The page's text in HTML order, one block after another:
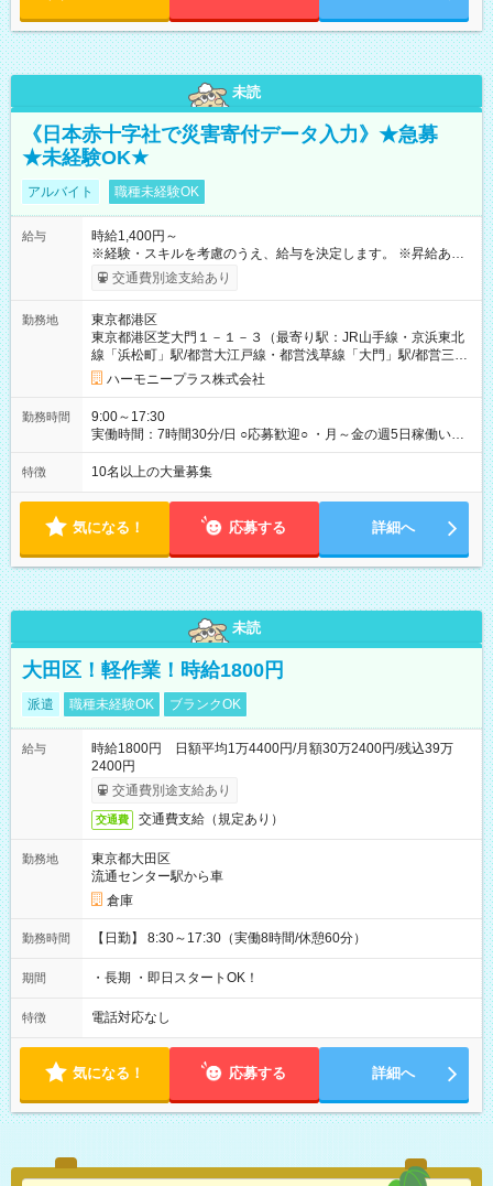
未読
《日本赤十字社で災害寄付データ入力》★急募
★未経験OK★
アルバイト 職種未経験OK
給与
時給1,400円～
※経験・スキルを考慮のうえ、給与を決定します。 ※昇給あり
（勤務実績・評価による） ※残業が発生した場合は、時間外手
当を全額支給します。 ※交通費支給（月額上限50,000円／当社
間中も給与・待遇に変更はありません。 【試用期間】試用期間
あり 試用期間の長さ：1ヶ月 雇用形態、給与は本採用時と同じ
です。 試用期間中は、健康保険などの福利厚生の一部が制限さ
れる可能性があります。
交通費別途支給あり
勤務地
東京都港区
東京都港区芝大門１－１－３（最寄り駅：JR山手線・京浜東北
線「浜松町」駅/都営大江戸線・都営浅草線「⼤⾨」駅/都営三田
線「御成⾨」駅）
ハーモニープラス株式会社
勤務時間
9:00～17:30
実働時間：7時間30分/日 ○応募歓迎○ ・月～金の週5日稼働いた
だける方 ・実働時間：7.5時間（休憩1時間）
特徴 10名以上の大量募集
気になる！ 応募する 詳細へ
未読
大田区！軽作業！時給1800円
派遣 職種未経験OK ブランクOK
給与
時給1800円 日額平均1万4400円/月額30万2400円/残込39万
2400円
交通費別途支給あり
交通費 交通費支給（規定あり）
勤務地
東京都大田区
流通センター駅から車
倉庫
勤務時間 【日勤】 8:30～17:30（実働8時間/休憩60分）
期間 ・長期 ・即日スタートOK！
特徴 電話対応なし
気になる！ 応募する 詳細へ